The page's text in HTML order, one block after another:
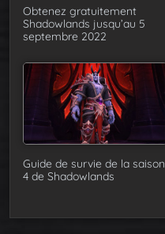
Obtenez gratuitement
Shadowlands jusqu’au 5
septembre 2022
Guide de survie de la saison
4 de Shadowlands